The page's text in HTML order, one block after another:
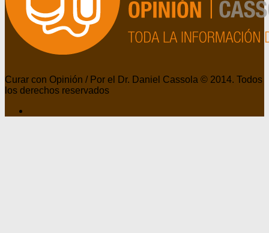
Curar con Opinión / Por el Dr. Daniel Cassola © 2014. Todos
los derechos reservados